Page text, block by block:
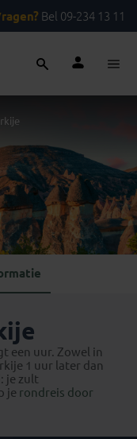
Bel 09-234 13 11
een uur. Zowel in
1 uur later dan
je zult
je rondreis door